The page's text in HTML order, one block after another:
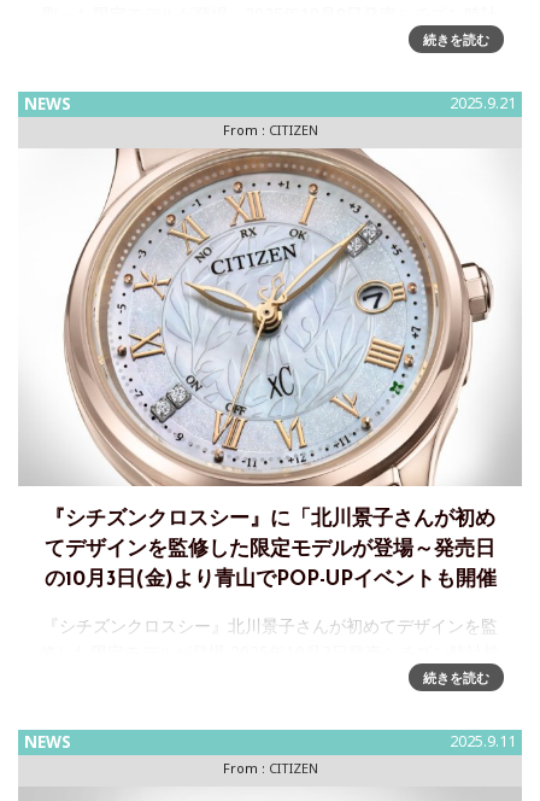
株式会社は、機能と実用性を兼ね備えたモダン‧スポーティデ
ら、都市
続きを読む
NEWS 2025.9.21
From : CITIZEN
『シチズンクロスシー』に「北川景⼦さんが初め
てデザインを監修した限定モデルが登場～発売日
の10月3日(金)より青山でPOP-UPイベントも開催
『シチズンクロスシー』北川景子さんが初めてデザインを監
式会社は、上品で凛としたデザインに、使いやすい機能を兼
続きを読む
NEWS 2025.9.11
From : CITIZEN